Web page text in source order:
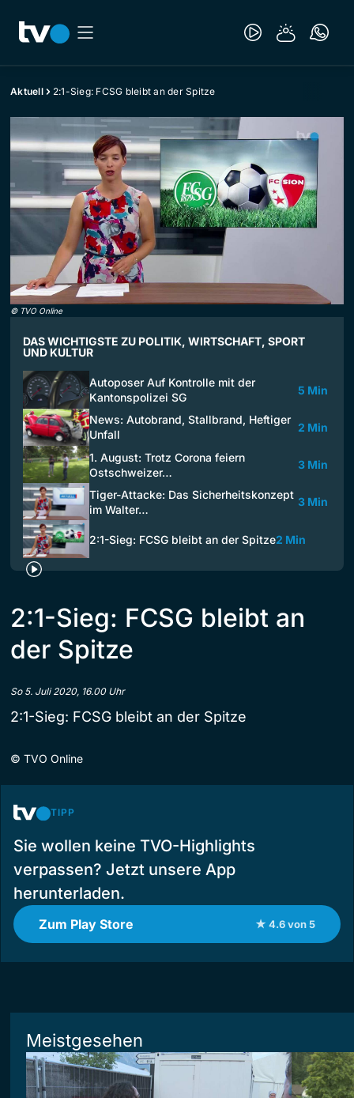
Aktuell 2:1-Sieg: FCSG bleibt an der Spitze
© TVO Online
DAS WICHTIGSTE ZU POLITIK, WIRTSCHAFT, SPORT
UND KULTUR
Autoposer Auf Kontrolle mit der
Kantonspolizei SG
5 Min
News: Autobrand, Stallbrand, Heftiger
Unfall
2 Min
1. August: Trotz Corona feiern
Ostschweizer…
3 Min
Tiger-Attacke: Das Sicherheitskonzept
im Walter…
3 Min
2:1-Sieg: FCSG bleibt an der Spitze2 Min
2:1-Sieg: FCSG bleibt an
der Spitze
So 5. Juli 2020, 16.00 Uhr
2:1-Sieg: FCSG bleibt an der Spitze
© TVO Online
TIPP
Sie wollen keine TVO-Highlights
verpassen? Jetzt unsere App
herunterladen.
Zum Play Store ★ 4.6 von 5
Meistgesehen